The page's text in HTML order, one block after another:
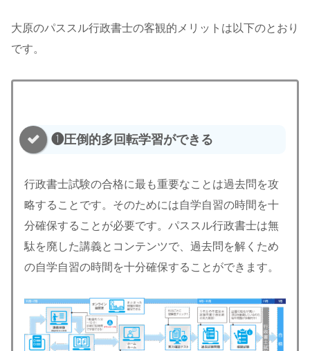
大原のパススル行政書士の客観的メリットは以下のとおり
です。
❶圧倒的多回転学習ができる
行政書士試験の合格に最も重要なことは過去問を攻
略することです。そのためには自学自習の時間を十
分確保することが必要です。パススル行政書士は無
駄を廃した講義とコンテンツで、過去問を解くため
の自学自習の時間を十分確保することができます。